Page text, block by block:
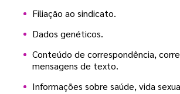
Filiação ao sindicato.
Dados genéticos.
Conteúdo de correspondência,
mensagens de texto.
Informações sobre saúde, vida